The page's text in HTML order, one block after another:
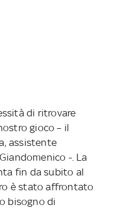
di ritrovare
gioco – il
assistente
-. La
fin da subito al
è stato affrontato
bisogno di